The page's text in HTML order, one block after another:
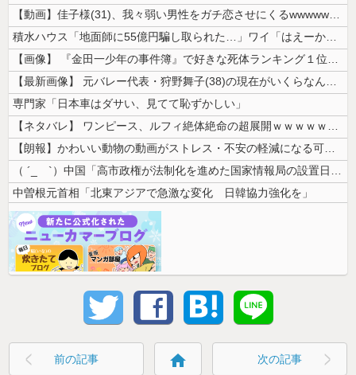
【動画】佳子様(31)、我々弱い男性をガチ恋させにくるwwwwwww ...
積水ハウス「地面師に55億円騙し取られた…」ワイ「はえーかわいそう…会...
【画像】 『金田一少年の事件簿』で好きな死体ランキング１位がこちら！
【最新画像】 元バレー代表・狩野舞子(38)の現在がいくらなんでも即ハ...
専門家「日本車はダサい、見てて恥ずかしい」
【ネタバレ】 ワンピース、ルフィ絶体絶命の超展開ｗｗｗｗｗｗｗｗｗｗｗ...
【朗報】かわいい動物の動画がストレス・不安の軽減になる可能性。英大学の...
（ ´_ゝ`）中国「高市政権が法制化を進めた国家情報局の設置日が7月3...
中曽根元首相「北東アジアで急激な変化 日韓協力強化を」
前の記事 home 次の記事